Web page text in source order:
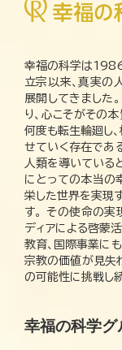
幸福の科学は1986
立宗以来、真実の
展開してきました
り、心こそがその
何度も転生輪廻し
せていく存在であ
人類を導いている
にとっての本当の
栄した世界を実現
す。 その使命の実
ディアによる啓蒙
教育、国際事業に
宗教の価値が見失
の可能性に挑戦し
幸福の科学グ